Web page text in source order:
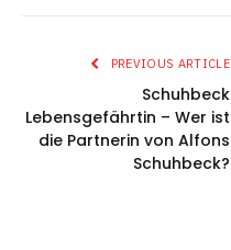
PREVIOUS ARTICLE
Schuhbeck
Lebensgefährtin – Wer ist
die Partnerin von Alfons
Schuhbeck?